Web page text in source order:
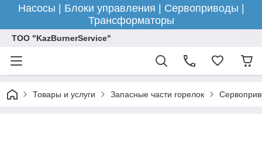
Насосы | Блоки управления | Сервоприводы |
Трансформаторы
ТОО "KazBurnerService"
Товары и услуги Запасные части горелок